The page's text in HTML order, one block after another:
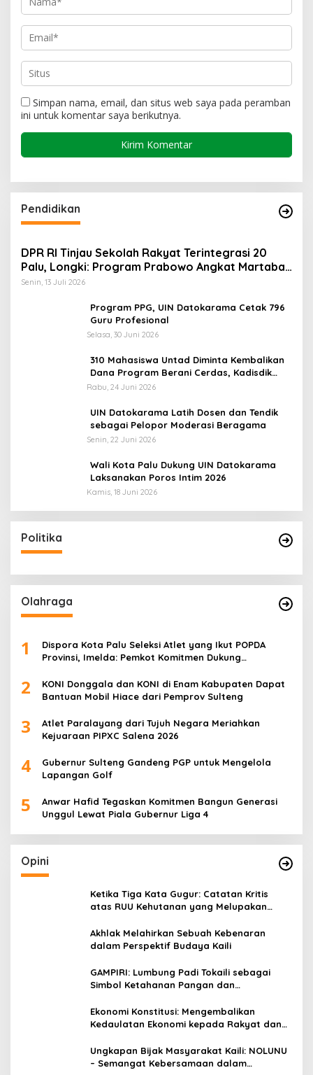
Simpan nama, email, dan situs web saya pada peramban
ini untuk komentar saya berikutnya.
Pendidikan
DPR RI Tinjau Sekolah Rakyat Terintegrasi 20
Palu, Longki: Program Prabowo Angkat Martabat
Anak Miskin
Senin, 13 Juli 2026
Program PPG, UIN Datokarama Cetak 796
Guru Profesional
Selasa, 30 Juni 2026
310 Mahasiswa Untad Diminta Kembalikan
Dana Program Berani Cerdas, Kadisdik
Sulteng: Tidak Boleh Terima Beasiswa
Rabu, 24 Juni 2026
UIN Datokarama Latih Dosen dan Tendik
sebagai Pelopor Moderasi Beragama
Senin, 22 Juni 2026
Wali Kota Palu Dukung UIN Datokarama
Laksanakan Poros Intim 2026
Kamis, 18 Juni 2026
Politika
Olahraga
1
Dispora Kota Palu Seleksi Atlet yang Ikut POPDA
Provinsi, Imelda: Pemkot Komitmen Dukung
2
KONI Donggala dan KONI di Enam Kabupaten Dapat
Bantuan Mobil Hiace dari Pemprov Sulteng
3
Atlet Paralayang dari Tujuh Negara Meriahkan
Kejuaraan PIPXC Salena 2026
4
Gubernur Sulteng Gandeng PGP untuk Mengelola
Lapangan Golf
5
Anwar Hafid Tegaskan Komitmen Bangun Generasi
Unggul Lewat Piala Gubernur Liga 4
Opini
Ketika Tiga Kata Gugur: Catatan Kritis
atas RUU Kehutanan yang Melupakan
Akhlak Melahirkan Sebuah Kebenaran
dalam Perspektif Budaya Kaili
GAMPIRI: Lumbung Padi Tokaili sebagai
Simbol Ketahanan Pangan dan
Ekonomi Konstitusi: Mengembalikan
Kedaulatan Ekonomi kepada Rakyat dan
Ungkapan Bijak Masyarakat Kaili: NOLUNU
– Semangat Kebersamaan dalam